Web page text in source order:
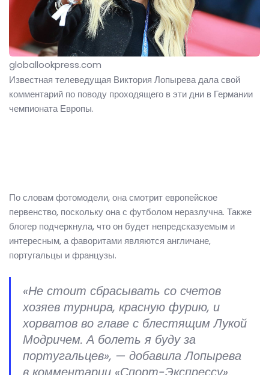
globallookpress.com
Известная телеведущая Виктория Лопырева дала свой
комментарий по поводу проходящего в эти дни в Германии
чемпионата Европы.
По словам фотомодели, она смотрит европейское
первенство, поскольку она с футболом неразлучна. Также
блогер подчеркнула, что он будет непредсказуемым и
интересным, а фаворитами являются англичане,
португальцы и французы.
«Не стоит сбрасывать со счетов
хозяев турнира, красную фурию, и
хорватов во главе с блестящим Лукой
Модричем. А болеть я буду за
португальцев», — добавила Лопырева